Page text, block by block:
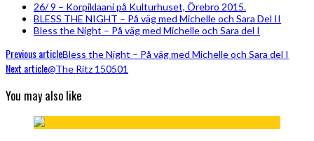
26/ 9 – Korpiklaani på Kulturhuset, Örebro 2015.
BLESS THE NIGHT – På väg med Michelle och Sara Del II
Bless the Night – På väg med Michelle och Sara del I
Previous articleBless the Night – På väg med Michelle och Sara del I
Next article@The Ritz 150501
You may also like